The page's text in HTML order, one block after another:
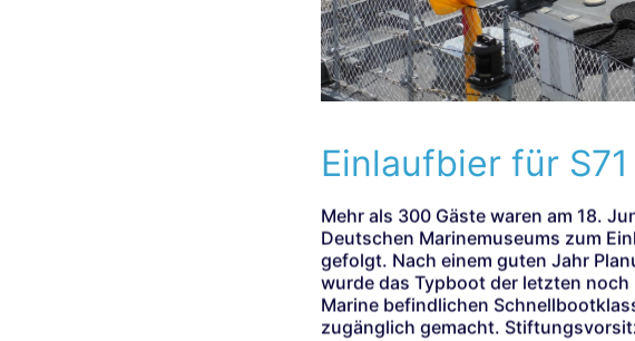
Einlaufbier für S71
Mehr als 300 Gäste waren am 18.
Deutschen Marinemuseums zum
gefolgt. Nach einem guten Jahr
wurde das Typboot der letzten
Marine befindlichen
zugänglich gemacht.